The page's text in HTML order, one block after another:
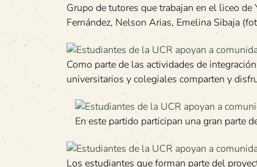
Grupo de tutores que trabajan en el liceo de
Fernández, Nelson Arias, Emelina Sibaja
Como parte de las actividades de
universitarios y colegiales comparten y
En este partido participan una gran parte
Los estudiantes que forman parte del